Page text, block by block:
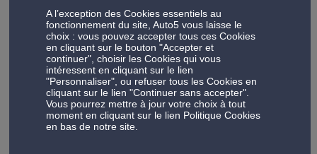
sérénité. Nos techniciens qualifiés examineront
soigneusement votre véhicule et veillent à ce
qu'il soit dans un état optimal. De la vérification
des freins à l'état des amortisseurs à la
fonctionnalité de l'éclairage - nous prenons soin
de chaque détail afin qu'ils puissent être en
toute sécurité et fiables.
Voir plus
Freinage
Les freins sont l'un des systèmes de sécurité
les plus importants de votre véhicule. Nous
offrons des prestations de freinage complètes,
A l’exception des Cookies essentiels au
fonctionnement du site, Auto5 vous laisse le
choix : vous pouvez accepter tous ces Cookies
en cliquant sur le bouton "Accepter et
continuer", choisir les Cookies qui vous
intéressent en cliquant sur le lien
"Personnaliser", ou refuser tous les Cookies en
cliquant sur le lien "Continuer sans accepter".
Vous pourrez mettre à jour votre choix à tout
moment en cliquant sur le lien Politique Cookies
en bas de notre site.